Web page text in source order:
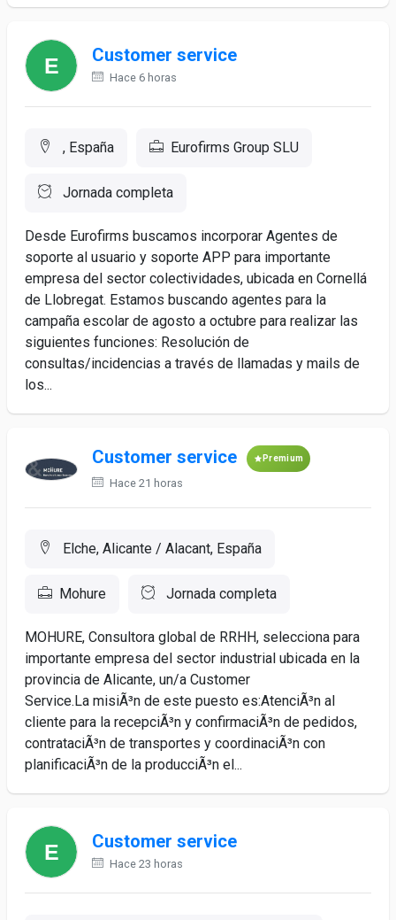
Customer service
Hace 6 horas
, España Eurofirms Group SLU
Jornada completa
Desde Eurofirms buscamos incorporar Agentes de
soporte al usuario y soporte APP para importante
empresa del sector colectividades, ubicada en Cornellá
de Llobregat. Estamos buscando agentes para la
campaña escolar de agosto a octubre para realizar las
siguientes funciones: Resolución de
consultas/incidencias a través de llamadas y mails de
los...
Customer service Premium
Hace 21 horas
Elche, Alicante / Alacant, España
Mohure Jornada completa
MOHURE, Consultora global de RRHH, selecciona para
importante empresa del sector industrial ubicada en la
provincia de Alicante, un/a Customer
Service.La misiÃ³n de este puesto es:AtenciÃ³n al
cliente para la recepciÃ³n y confirmaciÃ³n de pedidos,
contrataciÃ³n de transportes y coordinaciÃ³n con
planificaciÃ³n de la producciÃ³n el...
Customer service
Hace 23 horas